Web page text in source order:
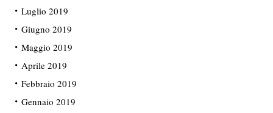
Luglio 2019
Giugno 2019
Maggio 2019
Aprile 2019
Febbraio 2019
Gennaio 2019